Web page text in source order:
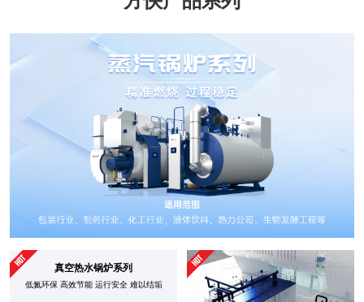
真空热水锅炉系列
低氮环保 高效节能 运行安全 难以结垢